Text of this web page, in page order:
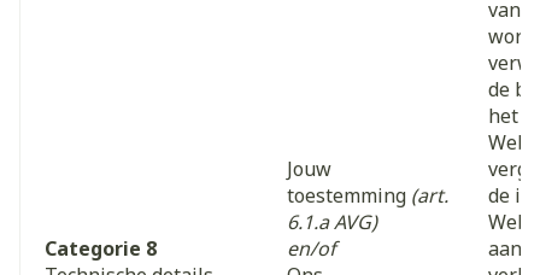
Categorie 8
Jouw
toestemming (art.
6.1.a AVG)
en/of
van
de
het
de
aan